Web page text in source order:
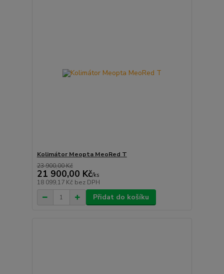
Kolimátor Meopta MeoRed T
23 900,00 Kč
21 900,00 Kč/ks
18 099,17 Kč bez DPH
Přidat do košíku